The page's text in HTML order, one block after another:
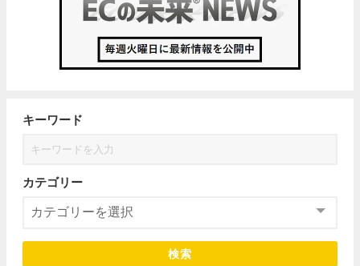
キーワード
カテゴリー
検索